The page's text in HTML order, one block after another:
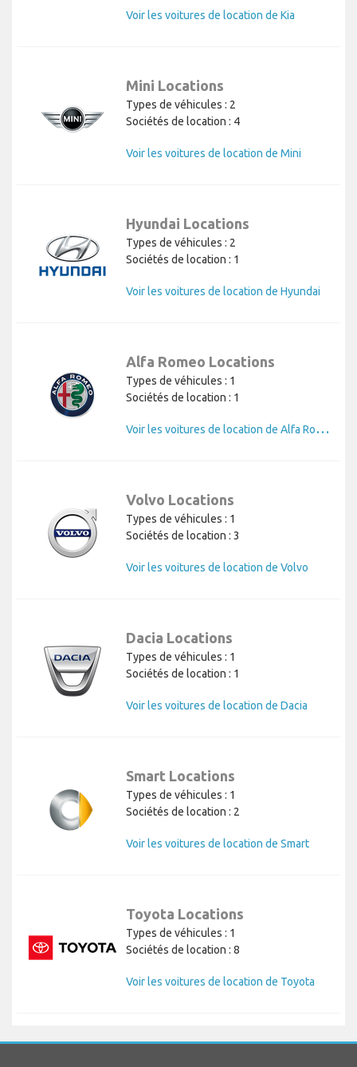
Voir les voitures de location de Kia
Mini Locations
Types de véhicules : 2
Sociétés de location : 4
Voir les voitures de location de Mini
Hyundai Locations
Types de véhicules : 2
Sociétés de location : 1
Voir les voitures de location de Hyundai
Alfa Romeo Locations
Types de véhicules : 1
Sociétés de location : 1
V
oir les voitures de location de Alfa Romeo
Volvo Locations
Types de véhicules : 1
Sociétés de location : 3
Voir les voitures de location de Volvo
Dacia Locations
Types de véhicules : 1
Sociétés de location : 1
Voir les voitures de location de Dacia
Smart Locations
Types de véhicules : 1
Sociétés de location : 2
Voir les voitures de location de Smart
Toyota Locations
Types de véhicules : 1
Sociétés de location : 8
Voir les voitures de location de Toyota